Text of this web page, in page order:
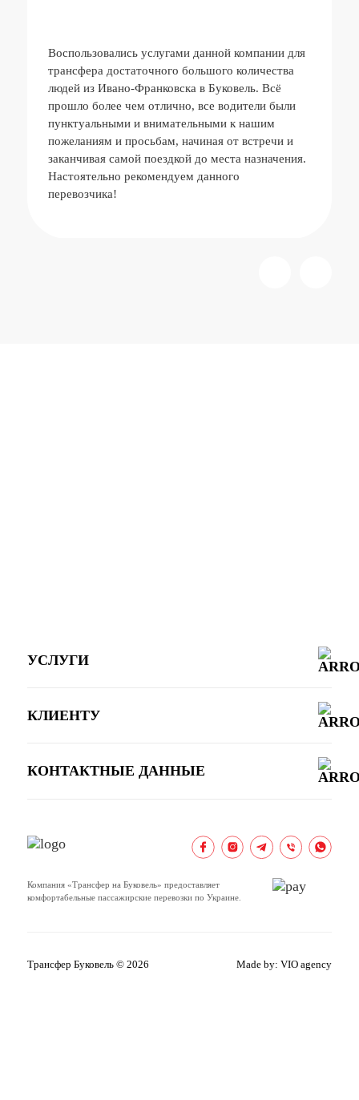
Воспользовались услугами данной компании для
трансфера достаточного большого количества
людей из Ивано-Франковска в Буковель. Всё
прошло более чем отлично, все водители были
пунктуальными и внимательными к нашим
пожеланиям и просьбам, начиная от встречи и
заканчивая самой поездкой до места назначения.
Настоятельно рекомендуем данного
перевозчика!
Компания «Трансфер на Буковель» предоставляет
комфортабельные пассажирские перевозки по Украине.
УСЛУГИ
КЛИЕНТУ
КОНТАКТНЫЕ ДАННЫЕ
Трансфер Буковель © 2026 Made by: VIO agency